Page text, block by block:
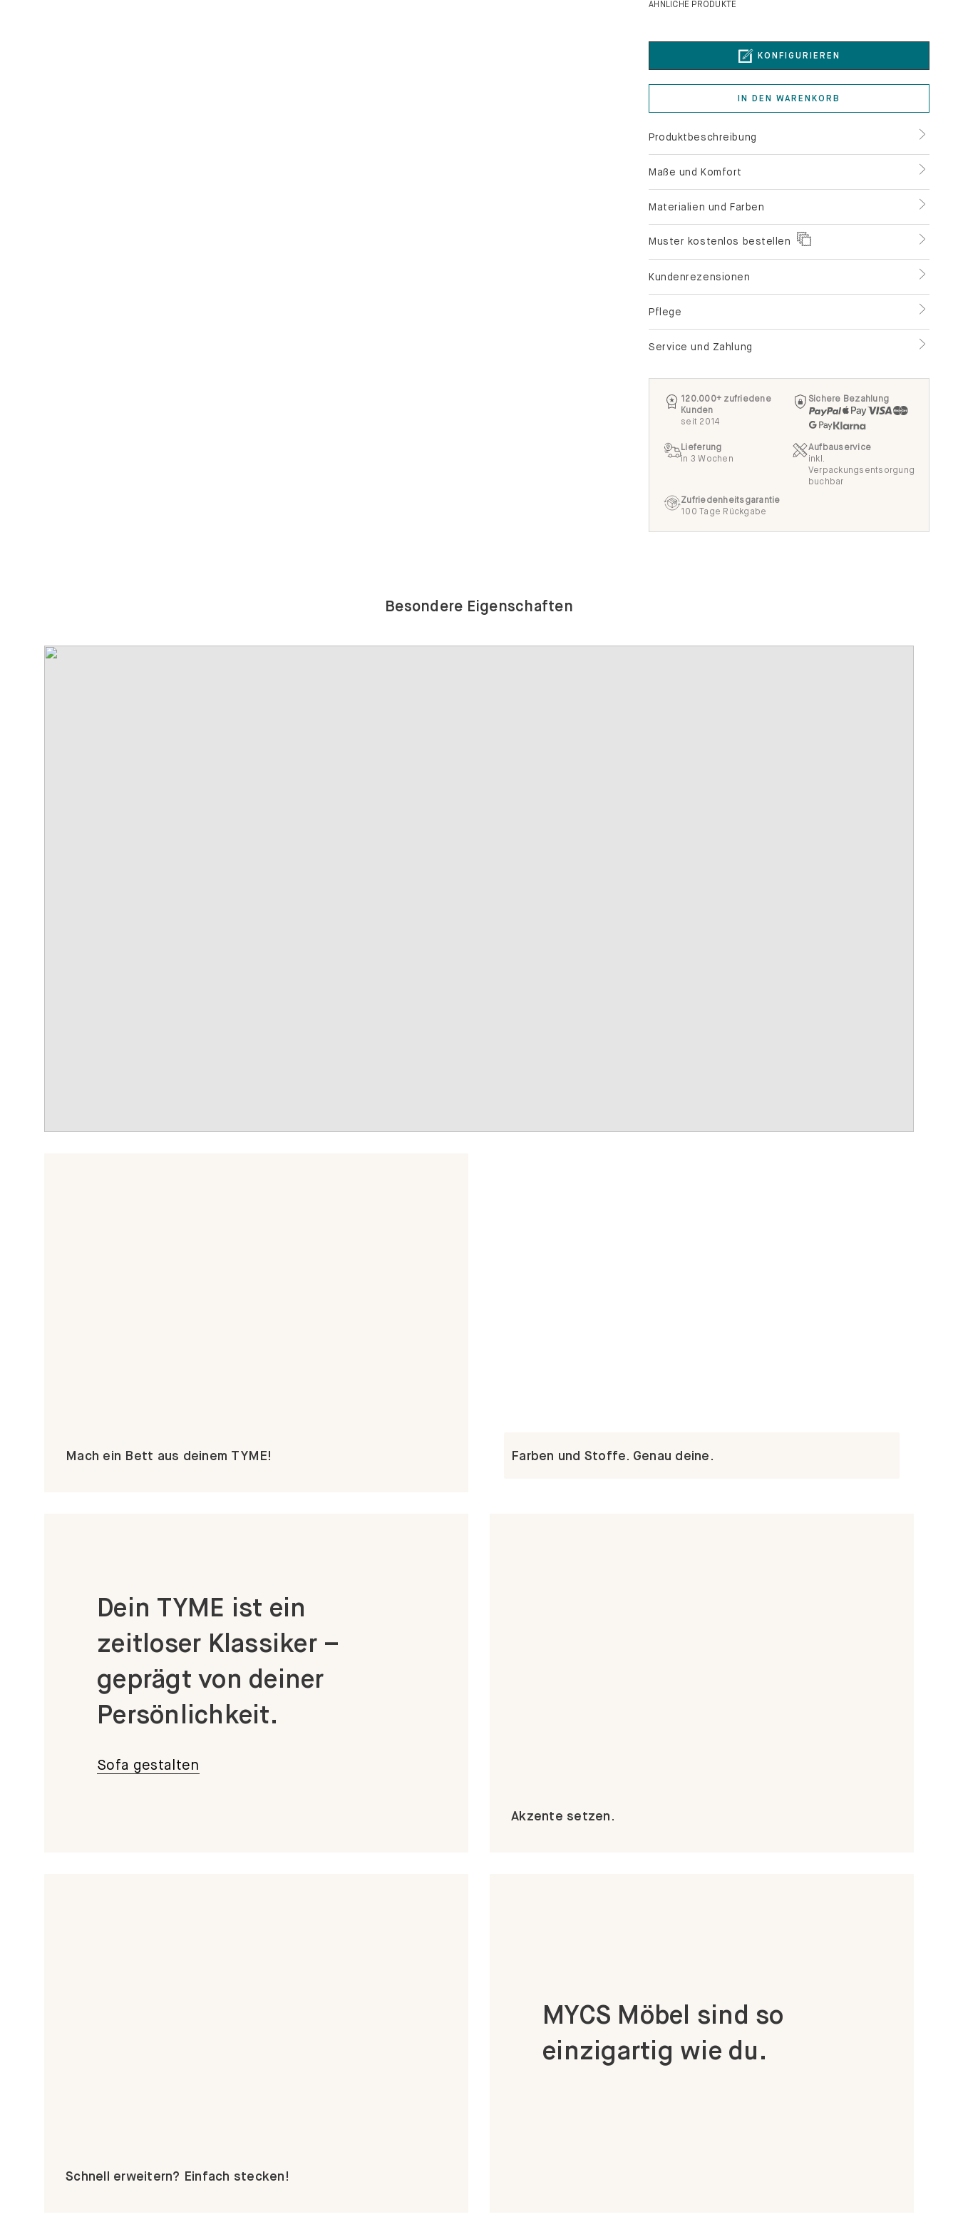
KONFIGURIEREN
IN DEN WARENKORB
ÄHNLICHE PRODUKTE
Produktbeschreibung
Maße und Komfort
Materialien und Farben
Muster kostenlos bestellen
Kundenrezensionen
Pflege
Service und Zahlung
120.000+ zufriedene
Kunden
seit 2014
Sichere Bezahlung
Lieferung
in 3 Wochen
Aufbauservice
inkl.
Verpackungsentsorgung
buchbar
Zufriedenheitsgarantie
100 Tage Rückgabe
Besondere Eigenschaften
Mach ein Bett aus deinem TYME! Farben und Stoffe. Genau deine.
Dein TYME ist ein
zeitloser Klassiker –
geprägt von deiner
Persönlichkeit.
Sofa gestalten
Akzente setzen.
Schnell erweitern? Einfach stecken!
MYCS Möbel sind so
einzigartig wie du.